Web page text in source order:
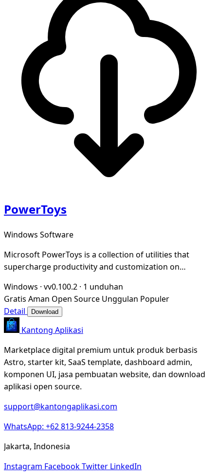
PowerToys
Windows Software
Microsoft PowerToys is a collection of utilities that
supercharge productivity and customization on
Windows · vv0.100.2 · 1 unduhan
Gratis Aman Open Source Unggulan Populer
Detail
Download
Kantong Aplikasi
Marketplace digital premium untuk produk berbasis
Astro, starter kit, SaaS template, dashboard admin,
komponen UI, jasa pembuatan website, dan download
aplikasi open source.
support@kantongaplikasi.com
WhatsApp: +62 813-9244-2358
Jakarta, Indonesia
Instagram FacebookTwitter LinkedIn